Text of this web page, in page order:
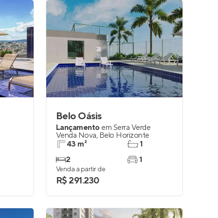
Belo Oásis
Lançamento em Serra Verde
Venda Nova, Belo Horizonte
43 m²
2
1
1
Venda a partir de
R$ 291.230